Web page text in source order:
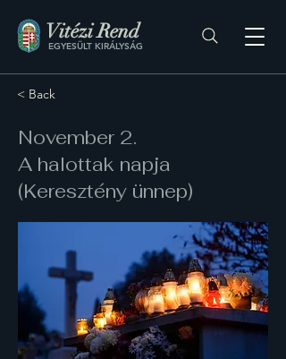
Vitézi Rend
EGYESÜLT KIRÁLYSÁG
< Back
November 2.
A halottak napja
(Keresztény ünnep)